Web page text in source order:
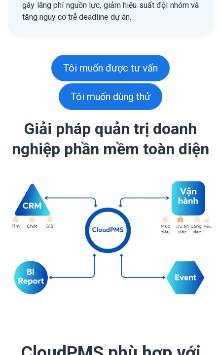
gây lãng phí nguồn lực, giảm hiệu suất đội nhóm và
tăng nguy cơ trễ deadline dự án.
Tôi muốn được tư vấn
Tôi muốn dùng thử
Giải pháp quản trị doanh
nghiệp phần mềm toàn diện